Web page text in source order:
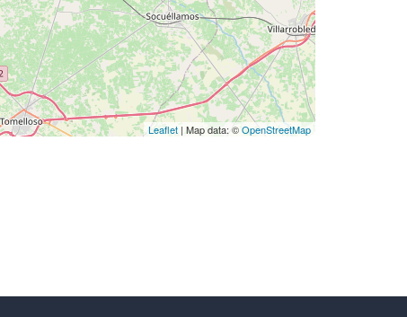
Leaflet | Map data: ©OpenStreetMap